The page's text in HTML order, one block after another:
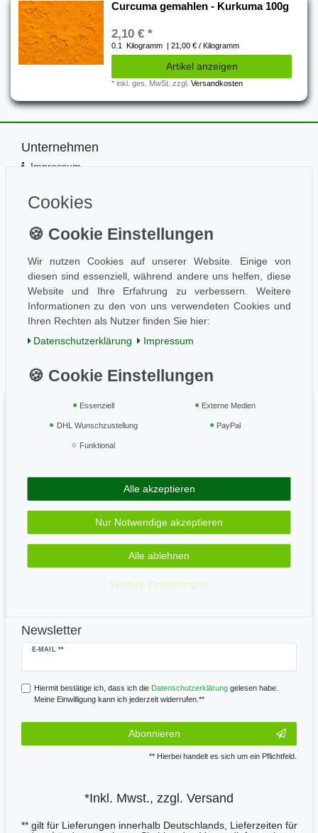
Curcuma gemahlen - Kurkuma 100g
2,10 € *
0.1 Kilogramm | 21,00 € / Kilogramm
Artikel anzeigen
*inkl. ges. MwSt. zzgl.Versandkosten
Unternehmen
Impressum
Datenschutz
Wissen
Folge uns
Einkaufen
Zahlung und Versand
Geprüft & sicher
Zahle bequem per
Newsletter
E-MAIL **
Newsletter
Hiermit bestätige ich, dass ich die Daten­schutz­erklärunggelesen habe.
Meine Einwilligung kann ich jederzeit widerrufen.**
Abonnieren
** Hierbei handelt es sich um ein Pflichtfeld.
*Inkl. Mwst., zzgl. Versand
** gilt für Lieferungen innerhalb Deutschlands, Lieferzeiten für
Cookies
Wir nutzen Cookies auf unserer Website. Einige von
diesen sind essenziell, während andere uns helfen, diese
Website und Ihre Erfahrung zu verbessern. Weitere
Informationen zu den von uns verwendeten Cookies und
Ihren Rechten als Nutzer finden Sie hier:
Daten­schutz­erklärung
Impressum
Essenziell Externe Medien
DHL Wunschzustellung PayPal
Funktional
Alle akzeptieren
Nur Notwendige akzeptieren
Alle ablehnen
Weitere Einstellungen